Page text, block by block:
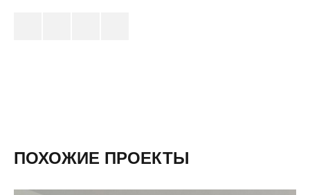
ПОХОЖИЕ ПРОЕКТЫ